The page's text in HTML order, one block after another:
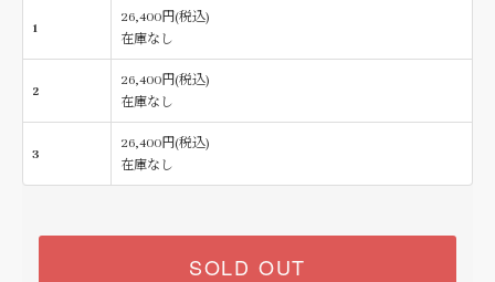
1
26,400円(税込)
在庫なし
2
26,400円(税込)
在庫なし
3
26,400円(税込)
在庫なし
SOLD OUT